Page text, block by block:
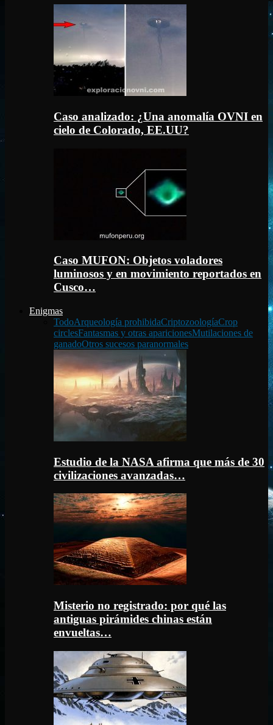
Caso analizado: ¿Una anomalía OVNI en
cielo de Colorado, EE.UU?
Caso MUFON: Objetos voladores
luminosos y en movimiento reportados en
Cusco…
Enigmas
TodoArqueología prohibidaCriptozoologíaCrop
circlesFantasmas y otras aparicionesMutilaciones de
ganadoOtros sucesos paranormales
Estudio de la NASA afirma que más de 30
civilizaciones avanzadas…
Misterio no registrado: por qué las
antiguas pirámides chinas están
envueltas…